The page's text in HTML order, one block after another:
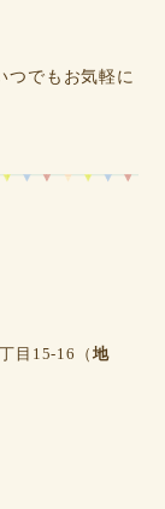
つでもお気軽に
目15-16（ 地